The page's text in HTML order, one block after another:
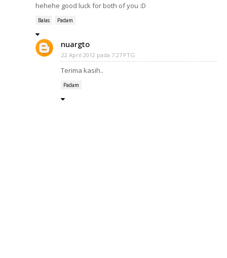
hehehe good luck for both of you :D
Balas Padam
nuargto
22 April 2012 pada 7:27 PTG
Terima kasih..
Padam